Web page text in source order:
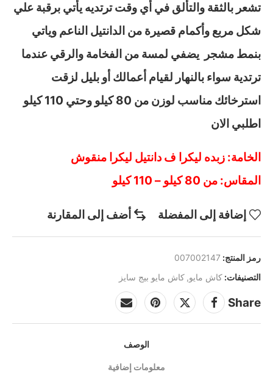
تشعر بالثقة والتألق في أي وقت ترتديه يأتي برقبة علي
شكل مربع وأكمام قصيرة من الدانتيل الناعم وياتي
بنمط مشجر يضفي لمسة من الفخامة والرقي عندما
ترتدية سواء بالنهار لقيام أعمالك أو بليل لزقت
استرخائك مناسب لوزن من 80 كيلو وحتي 110 كيلو
اطلبي الان
الخامة: زبده ليكرا ف دانتيل ليكرا منقوش
المقاس: من 80 كيلو – 110 كيلو
إضافة إلى المفضلة أضف إلى المقارنة
رمز المنتج: 007002147
التصنيفات: كاش مايو, كاش مايو بيج سايز
Share
الوصف
معلومات إضافية